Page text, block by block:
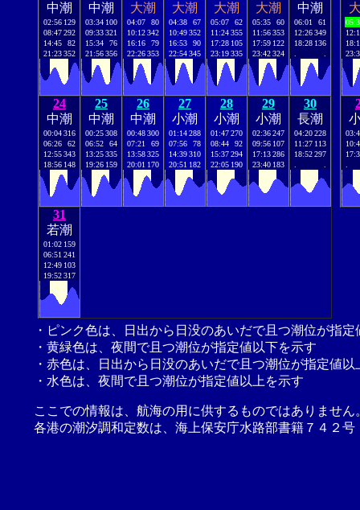
中潮
02:56 129
08:47292
14:45
82
21:23352
中潮
03:34 100
09:33321
15:34
76
21:56356
大潮
04:07
80
10:12342
16:16
79
22:26353
大潮
04:38
67
10:49352
16:53
90
22:54345
大潮
05:07
62
11:24355
17:28 105
23:19335
大潮
05:35
60
11:56353
17:59 122
23:42324
中潮
06:01
61
12:26349
18:28 136
24
中潮
00:04316
06:26
62
12:55343
18:56 148
25
中潮
00:25308
06:52
64
13:25335
19:26 159
26
中潮
00:48300
07:21
69
13:58325
20:01 170
27
小潮
01:14288
07:56
78
14:39310
20:51 182
28
小潮
01:47270
08:44
92
15:37294
22:05 190
29
小潮
02:36247
09:56 107
17:13286
23:40 183
30
長潮
04:20228
11:27 113
18:52297
31
若潮
01:02 159
06:51 241
12:49 103
19:52317
・ピンク色は、日出から日没のあいだで且つ潮位が指
・黄緑色は、夜間で且つ潮位が指定値以下を示す
・赤色は、日出から日没のあいだで且つ潮位が指定値以
・水色は、夜間で且つ潮位が指定値以上を示す
ここでの情報は、航海の用に供するものではありませ
各港の潮汐調和定数は、海上保安庁水路部書籍７４２